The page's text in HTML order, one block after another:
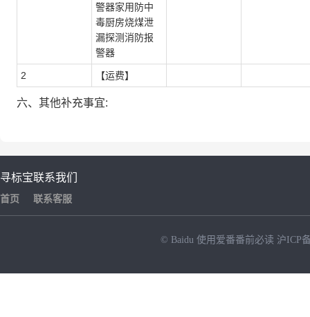
警器家用防中
毒厨房烧煤泄
漏探测消防报
警器
2 【运费】
六、其他补充事宜:
寻标宝
首页
联系我们
联系客服
© Baidu 使用爱番番前必读 沪ICP